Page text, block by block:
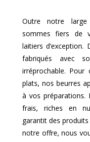
Outre notre
sommes fiers de
laitiers
fabriqués avec
irréprochable.
plats, nos beurres
à vos préparations.
frais, riches en
garantit des
notre offre, nous